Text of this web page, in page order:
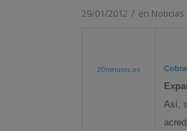
29/01/2012 / en Noticias
20minutos.es
Así,